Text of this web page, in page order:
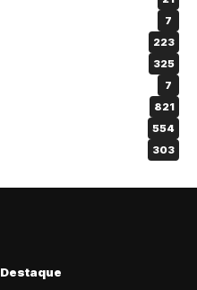
7
223
325
7
821
554
303
Destaque